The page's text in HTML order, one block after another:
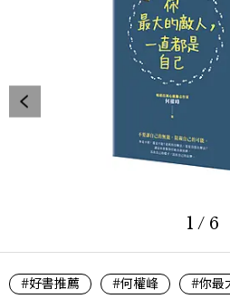
1 / 6
#好書推薦 #何權峰
#你最